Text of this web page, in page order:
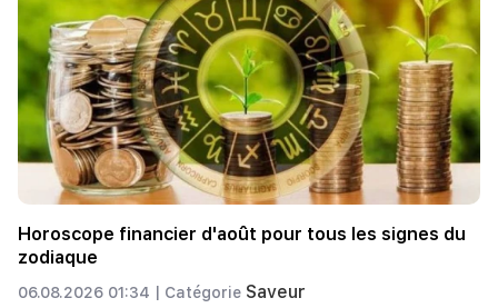
Horoscope financier d'août pour tous les signes du
zodiaque
06.08.2026 01:34 | Catégorie Saveur